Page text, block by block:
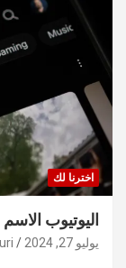
اخترنا لك
اليوتيوب
يوليو 27, 2024